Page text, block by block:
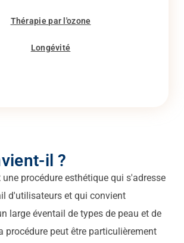
Thérapie par l'ozone
Longévité
il ?
une procédure esthétique qui s'adresse
d'utilisateurs et qui convient
large éventail de types de peau et de
procédure peut être particulièrement